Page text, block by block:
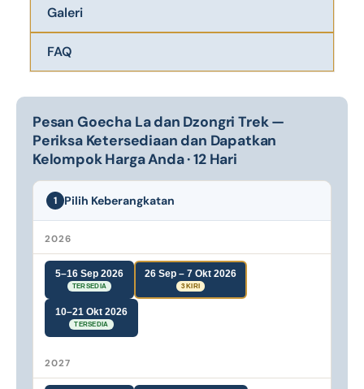
Galeri
FAQ
Pesan Goecha La dan Dzongri Trek —
Periksa Ketersediaan dan Dapatkan
Kelompok Harga Anda · 12 Hari
1 Pilih Keberangkatan
2026
5–16 Sep 2026
TERSEDIA
26 Sep – 7 Okt 2026
3 KIRI
10–21 Okt 2026
TERSEDIA
2027